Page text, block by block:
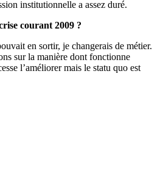
institutionnelle a assez duré.
courant 2009 ?
en sortir, je changerais de métier.
sur la manière dont fonctionne
l’améliorer mais le statu quo est